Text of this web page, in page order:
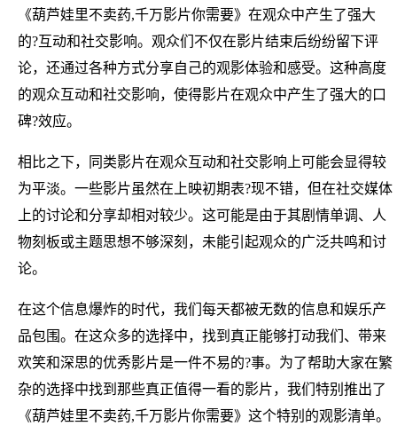
《葫芦娃里不卖药,千万影片你需要》在观众中产生了强大
的?互动和社交影响。观众们不仅在影片结束后纷纷留下评
论，还通过各种方式分享自己的观影体验和感受。这种高度
的观众互动和社交影响，使得影片在观众中产生了强大的口
碑?效应。
相比之下，同类影片在观众互动和社交影响上可能会显得较
为平淡。一些影片虽然在上映初期表?现不错，但在社交媒体
上的讨论和分享却相对较少。这可能是由于其剧情单调、人
物刻板或主题思想不够深刻，未能引起观众的广泛共鸣和讨
论。
在这个信息爆炸的时代，我们每天都被无数的信息和娱乐产
品包围。在这众多的选择中，找到真正能够打动我们、带来
欢笑和深思的优秀影片是一件不易的?事。为了帮助大家在繁
杂的选择中找到那些真正值得一看的影片，我们特别推出了
《葫芦娃里不卖药,千万影片你需要》这个特别的观影清单。